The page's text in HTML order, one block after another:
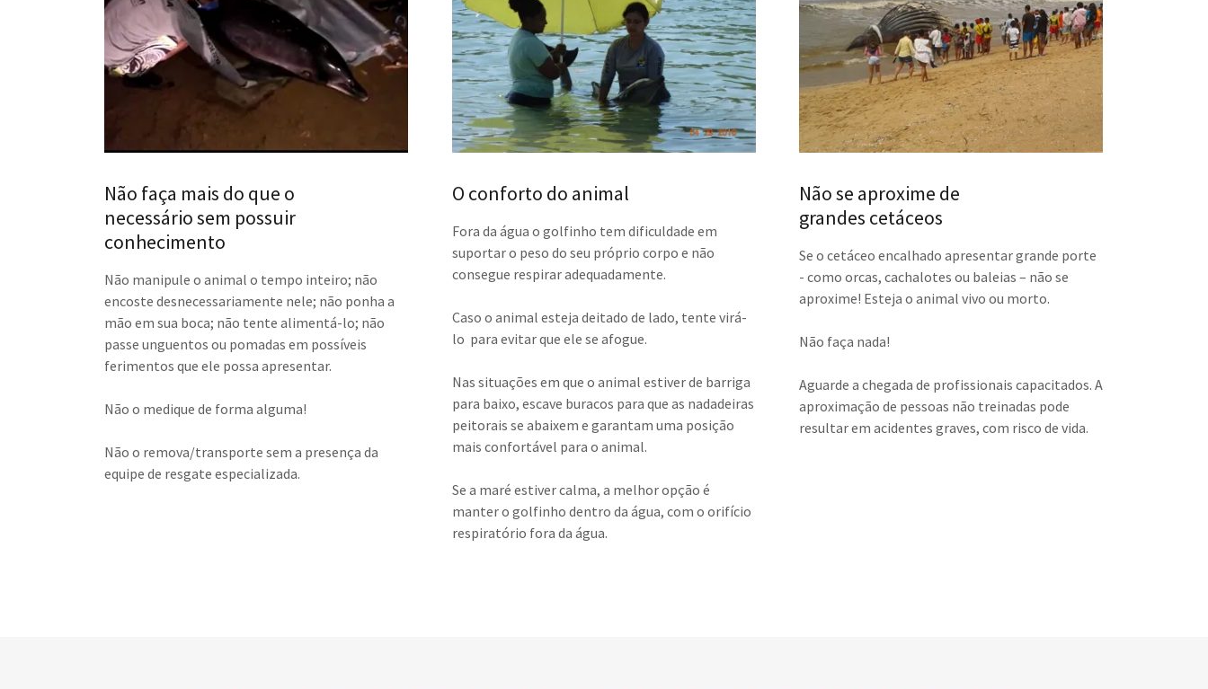
Não faça mais do que o
necessário sem possuir
conhecimento
Não manipule o animal o tempo inteiro; não
encoste desnecessariamente nele; não ponha a
mão em sua boca; não tente alimentá-lo; não
passe unguentos ou pomadas em possíveis
ferimentos que ele possa apresentar.
Não o medique de forma alguma!
Não o remova/transporte sem a presença da
equipe de resgate especializada.
O conforto do animal
Fora da água o golfinho tem dificuldade em
suportar o peso do seu próprio corpo e não
consegue respirar adequadamente.
Caso o animal esteja deitado de lado, tente virá-
lo para evitar que ele se afogue.
Nas situações em que o animal estiver de barriga
para baixo, escave buracos para que as nadadeiras
peitorais se abaixem e garantam uma posição
mais confortável para o animal.
Se a maré estiver calma, a melhor opção é
manter o golfinho dentro da água, com o orifício
respiratório fora da água.
Não se aproxime de
grandes cetáceos
Se o cetáceo encalhado apresentar grande porte
- como orcas, cachalotes ou baleias – não se
aproxime! Esteja o animal vivo ou morto.
Não faça nada!
Aguarde a chegada de profissionais capacitados. A
aproximação de pessoas não treinadas pode
resultar em acidentes graves, com risco de vida.